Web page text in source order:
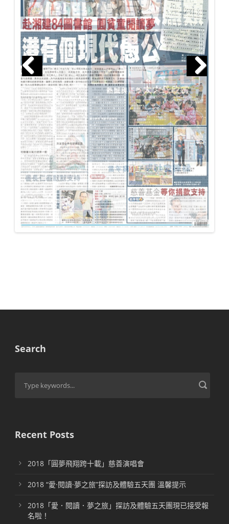
Previous Next
Search
Recent Posts
2018「圓夢飛翔跨十載」慈善演唱會
2018 “愛·閱讀·夢之旅”探訪及體驗五天團 溫馨提示
2018「愛．閱讀．夢之旅」探訪及體驗五天團現已接受報
名啦！